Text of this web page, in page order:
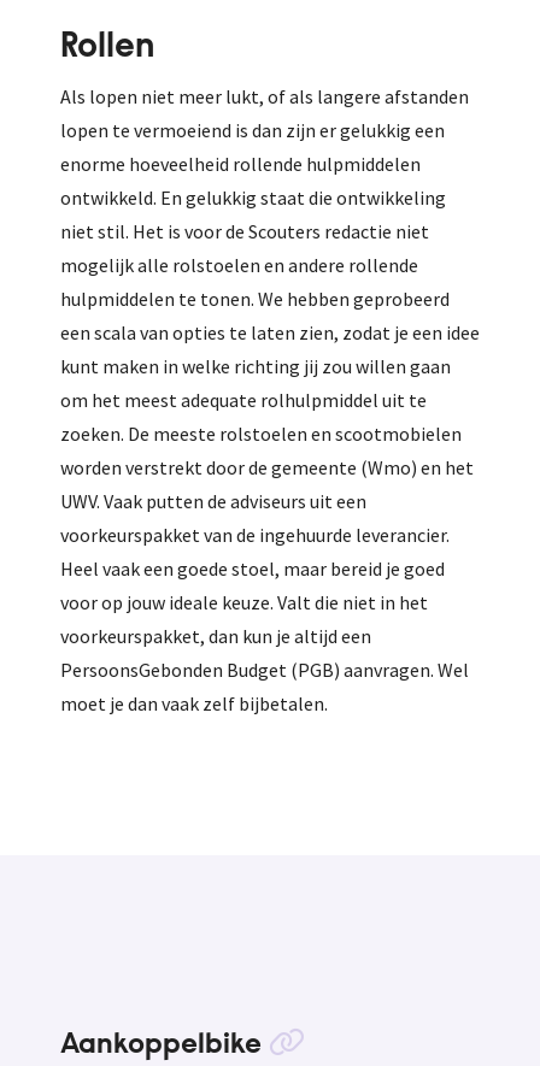
Rollen
Als lopen niet meer lukt, of als langere afstanden
lopen te vermoeiend is dan zijn er gelukkig een
enorme hoeveelheid rollende hulpmiddelen
ontwikkeld. En gelukkig staat die ontwikkeling
niet stil. Het is voor de Scouters redactie niet
mogelijk alle rolstoelen en andere rollende
hulpmiddelen te tonen. We hebben geprobeerd
een scala van opties te laten zien, zodat je een idee
kunt maken in welke richting jij zou willen gaan
om het meest adequate rolhulpmiddel uit te
zoeken. De meeste rolstoelen en scootmobielen
worden verstrekt door de gemeente (Wmo) en het
UWV. Vaak putten de adviseurs uit een
voorkeurspakket van de ingehuurde leverancier.
Heel vaak een goede stoel, maar bereid je goed
voor op jouw ideale keuze. Valt die niet in het
voorkeurspakket, dan kun je altijd een
PersoonsGebonden Budget (PGB) aanvragen. Wel
moet je dan vaak zelf bijbetalen.
Aankoppelbike